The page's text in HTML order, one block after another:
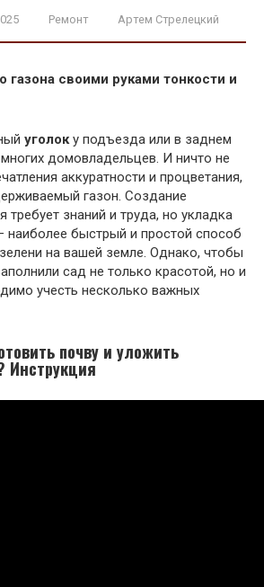
Ремонт Артем Стрелецкий
газона своими руками тонкости и
уголоку подъезда или в заднем
домовладельцев. И ничто не
аккуратности и процветания,
газон. Создание
требует знаний и труда, но укладка
наиболее быстрый и простой способ
на вашей земле. Однако, чтобы
сад не только красотой, но и
учесть несколько важных
почву и уложить
Инструкция